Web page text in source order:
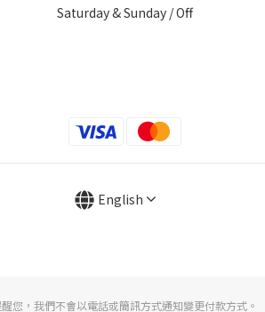
Saturday & Sunday / Off
English
您，我們不會以電話或簡訊方式通知變更付款方式。